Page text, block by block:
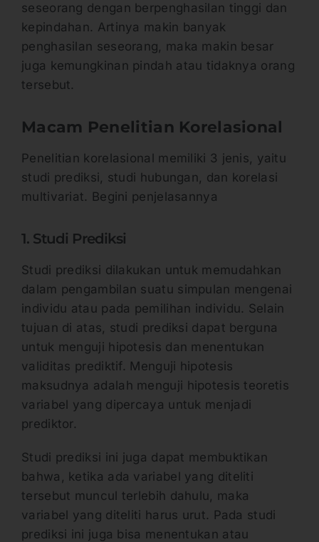
seseorang dengan berpenghasilan tinggi dan
kepindahan. Artinya makin banyak
penghasilan seseorang, maka makin besar
juga kemungkinan pindah atau tidaknya orang
tersebut.
Macam Penelitian Korelasional
Penelitian korelasional memiliki 3 jenis, yaitu
studi prediksi, studi hubungan, dan korelasi
multivariat. Begini penjelasannya
1. Studi Prediksi
Studi prediksi dilakukan untuk memudahkan
dalam pengambilan suatu simpulan mengenai
individu atau pada pemilihan individu. Selain
tujuan di atas, studi prediksi dapat berguna
untuk menguji hipotesis dan menentukan
validitas prediktif. Menguji hipotesis
maksudnya adalah menguji hipotesis teoretis
variabel yang dipercaya untuk menjadi
prediktor.
Studi prediksi ini juga dapat membuktikan
bahwa, ketika ada variabel yang diteliti
tersebut muncul terlebih dahulu, maka
variabel yang diteliti harus urut. Pada studi
prediksi ini juga bisa menentukan atau